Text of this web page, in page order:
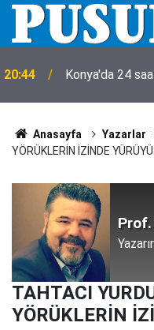
20:44 Konya'da 24
Anasayfa Yazarlar
YÖRÜKLERİN İZİNDE
TAHTACI
YÖRÜKLERİN